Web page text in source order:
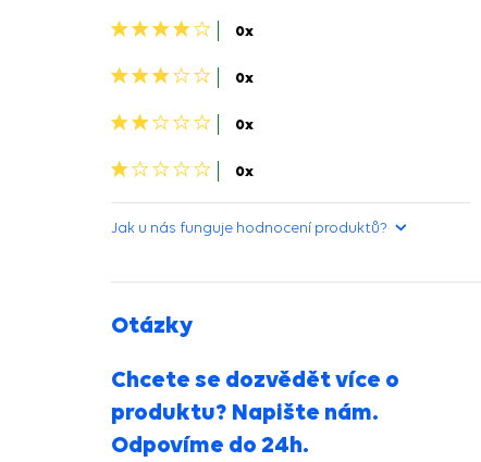
4
0x
3
0x
2
0x
1
0x
Jak u nás funguje hodnocení produktů?
Otázky
Chcete se dozvědět více o
produktu? Napište nám.
Odpovíme do 24h.